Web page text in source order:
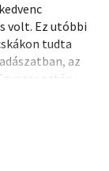
volt. Ez utóbbi
tudta
az
aztán